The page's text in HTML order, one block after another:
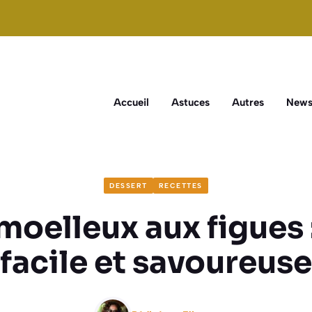
Accueil Astuces Autres News
DESSERT RECETTES
aux
facile et savoureuse